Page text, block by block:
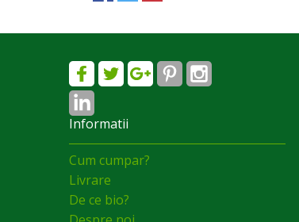
Informatii
Cum cumpar?
Livrare
De ce bio?